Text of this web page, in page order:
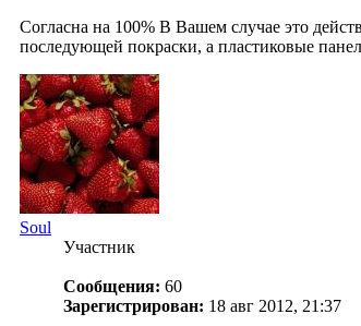
Согласна на 100% В Вашем случае это
последующей покраски, а пластиковые
Soul
Участник
Сообщения: 60
Зарегистрирован: 18 авг 2012, 21:37